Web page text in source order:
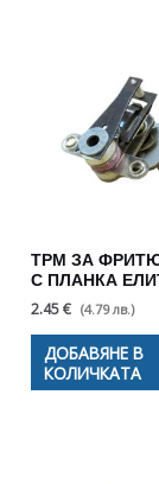
ТРМ ЗА
С ПЛАНКА
2.45 € (4.79 лв.)
ДОБАВЯНЕ В
КОЛИЧКАТА